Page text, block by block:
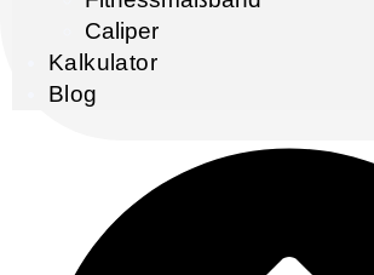
Caliper
Kalkulator
Blog